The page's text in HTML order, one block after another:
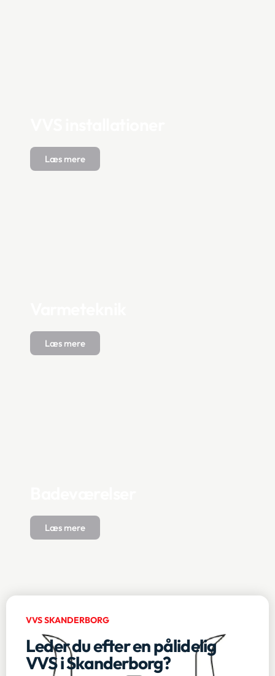
Læs mere
Læs mere
Læs mere
VVS SKANDERBORG
Leder du efter en pålidelig
VVS i Skanderborg?